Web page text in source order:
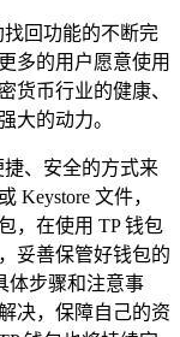
回功能的不断完
多的用户愿意使用
货币行业的健康、
大的动力。
、安全的方式来
Keystore 文件，
，在使用 TP 钱包
妥善保管好钱包的
体步骤和注意事
决，保障自己的资